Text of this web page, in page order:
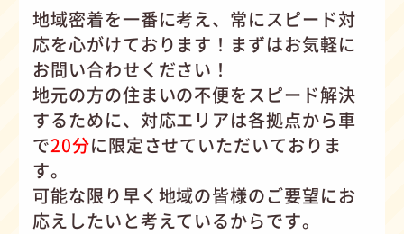
地域密着を一番に考え、常にスピード対
応を心がけております！まずはお気軽に
お問い合わせください！
地元の方の住まいの不便をスピード解決
するために、対応エリアは各拠点から車
で20分に限定させていただいておりま
す。
可能な限り早く地域の皆様のご要望にお
応えしたいと考えているからです。